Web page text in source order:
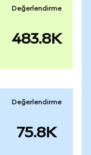
Değerlendirme
483.8K
Değerlendirme
75.8K